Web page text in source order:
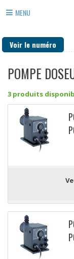
du
-
de
la
Voir le numéro
MENU
ADOUCISSEUR EAU
ANTI TARTRE
FILTRE EAU
PURIFICATEUR EAU
DÉSINFECTION
EAU DE PUITS ET FORAGE
CHAUFFAGE
POMPE
3 produits